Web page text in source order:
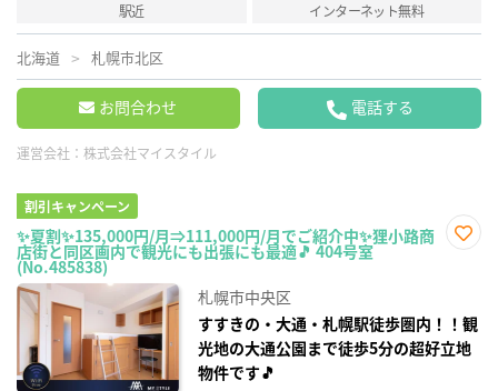
駅近
インターネット無料
北海道 札幌市北区
お問合わせ 電話する
運営会社： 株式会社マイスタイル
割引キャンペーン
✨夏割✨135,000円/月⇒111,000円/月でご紹介中✨狸小路商
店街と同区画内で観光にも出張にも最適🎵 404号室
(No.485838)
札幌市中央区
すすきの・大通・札幌駅徒歩圏内！！観
光地の大通公園まで徒歩5分の超好立地
物件です🎵